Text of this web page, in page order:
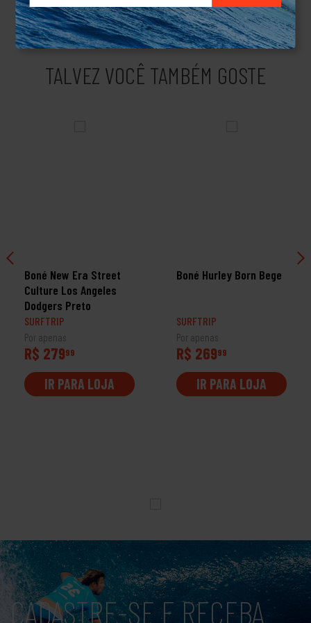
skateboard.Produto Original.
TALVEZ VOCÊ TAMBÉM GOSTE
Boné New Era Street
Culture Los Angeles
Dodgers Preto
SURFTRIP
Por apenas
R$ 27999
IR PARA LOJA
Boné Hurley Born Bege
SURFTRIP
Por apenas
R$ 26999
IR PARA LOJA
CADASTRE-SE E RECEBA